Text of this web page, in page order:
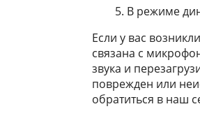
В режиме
Если у вас
связана с
звука и
поврежден или
обратиться в наш